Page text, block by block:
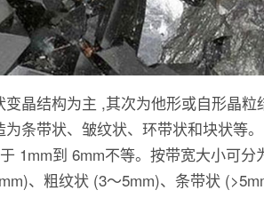
晶结构为主 ,其次为他形或自形晶粒
条带状、皱纹状、环带状和块状等
1mm到 6mm不等。按带宽大小可分
、粗纹状 (3～5mm)、条带状